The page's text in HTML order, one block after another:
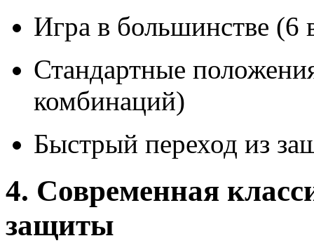
Игра в большинстве (6
Стандартные
комбинаций)
Быстрый переход из
4. Современная
защиты